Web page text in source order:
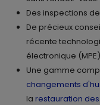
Des inspections
De précieux
récente
électronique
Une gamme
changements
la restauration